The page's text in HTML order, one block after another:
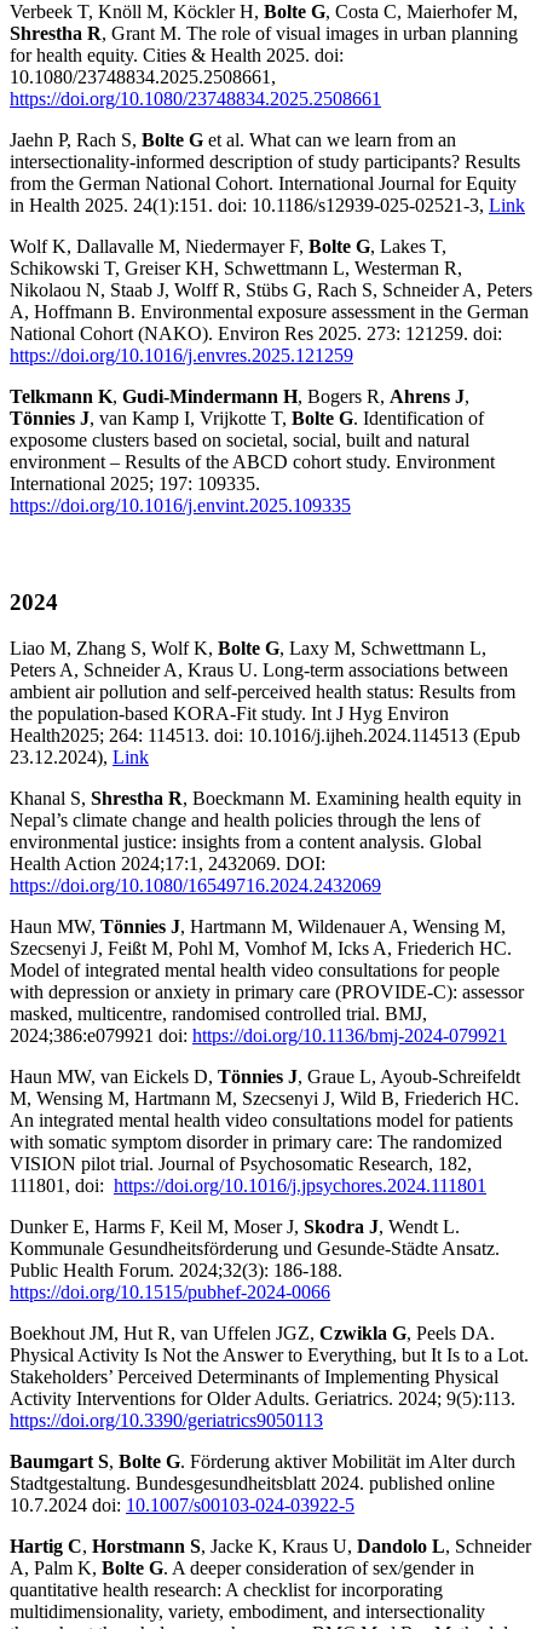
Verbeek T, Knöll M, Köckler H, Bolte G, Costa C, Maierhofer M,
Shrestha R, Grant M. The role of visual images in urban planning
for health equity. Cities & Health 2025. doi:
10.1080/23748834.2025.2508661,
https://doi.org/10.1080/23748834.2025.2508661
Jaehn P, Rach S, Bolte G et al. What can we learn from an
intersectionality-informed description of study participants? Results
from the German National Cohort. International Journal for Equity
in Health 2025. 24(1):151. doi: 10.1186/s12939-025-02521-3, Link
Wolf K, Dallavalle M, Niedermayer F, Bolte G, Lakes T,
Schikowski T, Greiser KH, Schwettmann L, Westerman R,
Nikolaou N, Staab J, Wolff R, Stübs G, Rach S, Schneider A, Peters
A, Hoffmann B. Environmental exposure assessment in the German
National Cohort (NAKO). Environ Res 2025. 273: 121259. doi:
https://doi.org/10.1016/j.envres.2025.121259
Telkmann K, Gudi-Mindermann H, Bogers R, Ahrens J,
Tönnies J, van Kamp I, Vrijkotte T, Bolte G. Identification of
exposome clusters based on societal, social, built and natural
environment – Results of the ABCD cohort study. Environment
International 2025; 197: 109335.
https://doi.org/10.1016/j.envint.2025.109335
2024
Liao M, Zhang S, Wolf K, Bolte G, Laxy M, Schwettmann L,
Peters A, Schneider A, Kraus U. Long-term associations between
ambient air pollution and self-perceived health status: Results from
the population-based KORA-Fit study. Int J Hyg Environ
Health2025; 264: 114513. doi: 10.1016/j.ijheh.2024.114513 (Epub
23.12.2024), Link
Khanal S, Shrestha R, Boeckmann M. Examining health equity in
Nepal’s climate change and health policies through the lens of
environmental justice: insights from a content analysis. Global
Health Action 2024;17:1, 2432069. DOI:
https://doi.org/10.1080/16549716.2024.2432069
Haun MW, Tönnies J, Hartmann M, Wildenauer A, Wensing M,
Szecsenyi J, Feißt M, Pohl M, Vomhof M, Icks A, Friederich HC.
Model of integrated mental health video consultations for people
with depression or anxiety in primary care (PROVIDE-C): assessor
masked, multicentre, randomised controlled trial. BMJ,
2024;386:e079921 doi: https://doi.org/10.1136/bmj-2024-079921
Haun MW, van Eickels D, Tönnies J, Graue L, Ayoub-Schreifeldt
M, Wensing M, Hartmann M, Szecsenyi J, Wild B, Friederich HC.
An integrated mental health video consultations model for patients
with somatic symptom disorder in primary care: The randomized
VISION pilot trial. Journal of Psychosomatic Research, 182,
111801, doi: https://doi.org/10.1016/j.jpsychores.2024.111801
Dunker E, Harms F, Keil M, Moser J, Skodra J, Wendt L.
Kommunale Gesundheitsförderung und Gesunde-Städte Ansatz.
Public Health Forum. 2024;32(3): 186-188.
https://doi.org/10.1515/pubhef-2024-0066
Boekhout JM, Hut R, van Uffelen JGZ, Czwikla G, Peels DA.
Physical Activity Is Not the Answer to Everything, but It Is to a Lot.
Stakeholders’ Perceived Determinants of Implementing Physical
Activity Interventions for Older Adults. Geriatrics. 2024; 9(5):113.
https://doi.org/10.3390/geriatrics9050113
Baumgart S, Bolte G. Förderung aktiver Mobilität im Alter durch
Stadtgestaltung. Bundesgesundheitsblatt 2024. published online
10.7.2024 doi: 10.1007/s00103-024-03922-5
Hartig C, Horstmann S, Jacke K, Kraus U, Dandolo L, Schneider
A, Palm K, Bolte G. A deeper consideration of sex/gender in
quantitative health research: A checklist for incorporating
multidimensionality, variety, embodiment, and intersectionality